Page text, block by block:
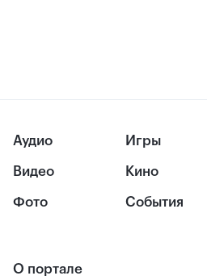
Аудио
Видео
Фото
Игры
Кино
События
О портале